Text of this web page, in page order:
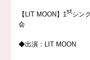
【 LIT MOON 】 1stシン
会
◆出演： LIT MOON